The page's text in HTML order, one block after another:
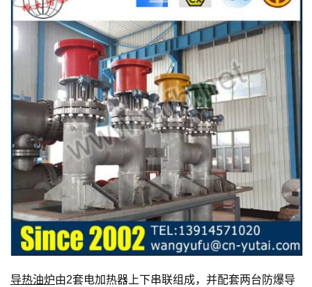
导热油炉由2套电加热器上下串联组成，并配套两台防爆导